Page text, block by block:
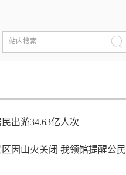
站内搜索
民出游34.63亿人次
因山火关闭 我领馆提醒公民